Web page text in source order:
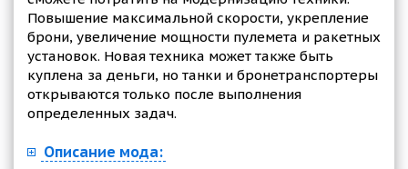
Повышение максимальной скорости, укрепление
брони, увеличение мощности пулемета и ракетных
установок. Новая техника может также быть
куплена за деньги, но танки и бронетранспортеры
открываются только после выполнения
определенных задач.
Описание мода: